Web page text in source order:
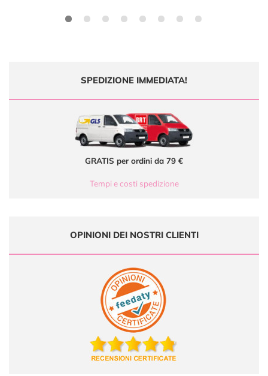
SPEDIZIONE IMMEDIATA!
GRATIS per ordini da 79 €
Tempi e costi spedizione
OPINIONI DEI NOSTRI CLIENTI